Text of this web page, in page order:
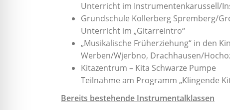
Unterricht im Instrumentenkarussell/
Grundschule Kollerberg Spremberg/
Unterricht im „Gitarreintro“
„Musikalische Früherziehung“ in den
Werben/Wjerbno, Drachhausen/
Kitazentrum – Kita Schwarze Pumpe
Teilnahme am Programm „Klingende
Bereits bestehende Instrumentalklassen